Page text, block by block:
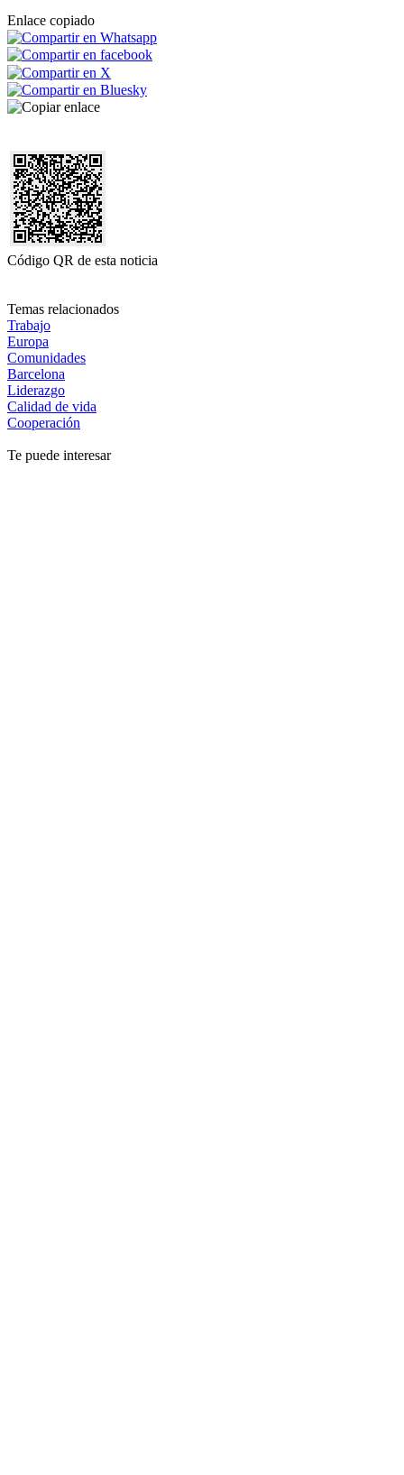
Enlace copiado
Código QR de esta noticia
Temas relacionados
Trabajo
Europa
Comunidades
Barcelona
Liderazgo
Calidad de vida
Cooperación
Te puede interesar